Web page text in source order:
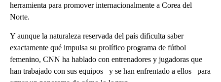
herramienta para promover internacionalmente a Corea del
Norte.
Y aunque la naturaleza reservada del país dificulta saber
exactamente qué impulsa su prolífico programa de fútbol
femenino, CNN ha hablado con entrenadores y jugadoras que
han trabajado con sus equipos –y se han enfrentado a ellos– para